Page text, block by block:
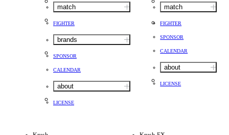
match
FIGHTER
brands
SPONSOR
CALENDAR
about
LICENSE
match
FIGHTER
SPONSOR
CALENDAR
about
LICENSE